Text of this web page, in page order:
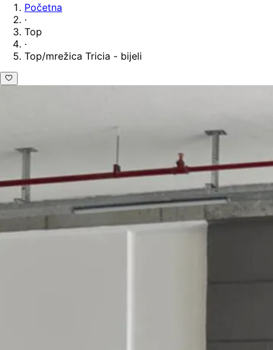
Početna
·
Top
·
Top/mrežica Tricia - bijeli